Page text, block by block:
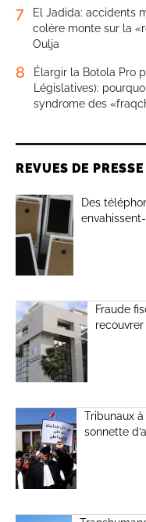
7
El Jadida: accidents
colère monte sur la
Oulja
8
Élargir la Botola Pro
Législatives):
syndrome des
REVUES DE PRESSE
Des
Fraude
recouvrer
Tribunaux
sonnette